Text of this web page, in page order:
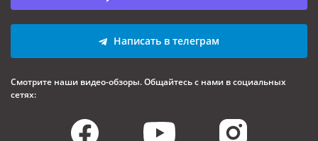
Написать в телеграм
Смотрите наши видео-обзоры. Общайтесь с нами в социальных
сетях: